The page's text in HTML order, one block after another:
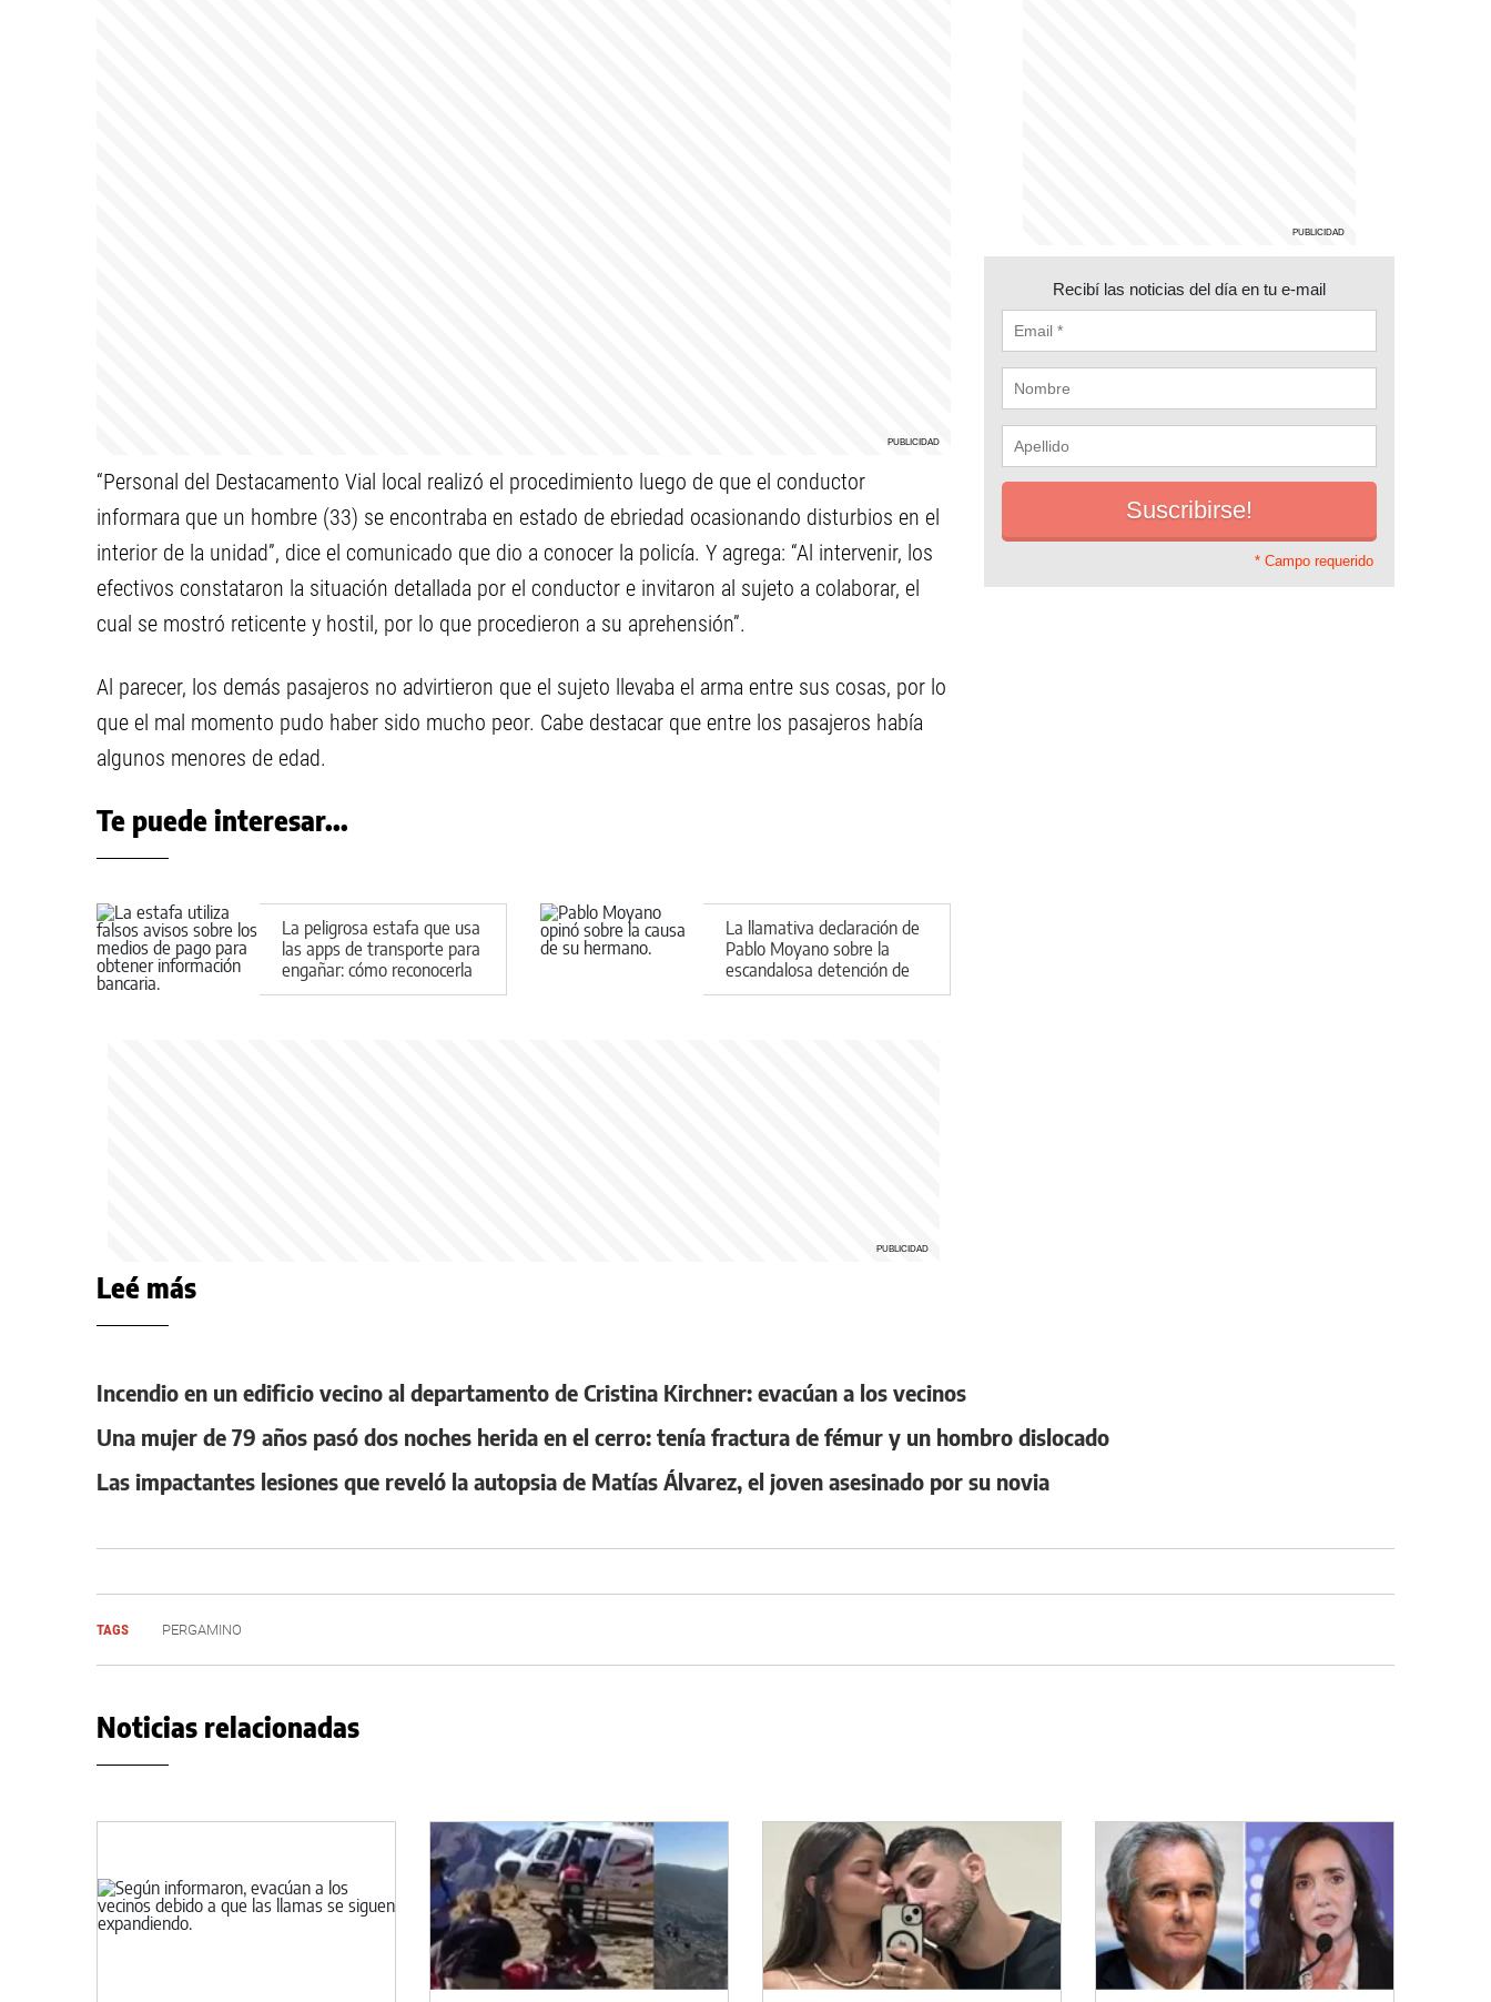
“Personal del Destacamento Vial local realizó el procedimiento luego de que el conductor
informara que un hombre (33) se encontraba en estado de ebriedad ocasionando disturbios en el
interior de la unidad”, dice el comunicado que dio a conocer la policía. Y agrega: “Al intervenir, los
efectivos constataron la situación detallada por el conductor e invitaron al sujeto a colaborar, el
cual se mostró reticente y hostil, por lo que procedieron a su aprehensión”.
Al parecer, los demás pasajeros no advirtieron que el sujeto llevaba el arma entre sus cosas, por lo
que el mal momento pudo haber sido mucho peor. Cabe destacar que entre los pasajeros había
algunos menores de edad.
Te puede interesar...
La peligrosa estafa que usa
las apps de transporte para
engañar: cómo reconocerla
La llamativa declaración de
Pablo Moyano sobre la
escandalosa detención de
su hermano Facundo
Recibí las noticias del día en tu e-mail
* Campo requerido
Leé más
Incendio en un edificio vecino al departamento de Cristina Kirchner: evacúan a los vecinos
Una mujer de 79 años pasó dos noches herida en el cerro: tenía fractura de fémur y un hombro dislocado
Las impactantes lesiones que reveló la autopsia de Matías Álvarez, el joven asesinado por su novia
TAGS PERGAMINO
Noticias relacionadas